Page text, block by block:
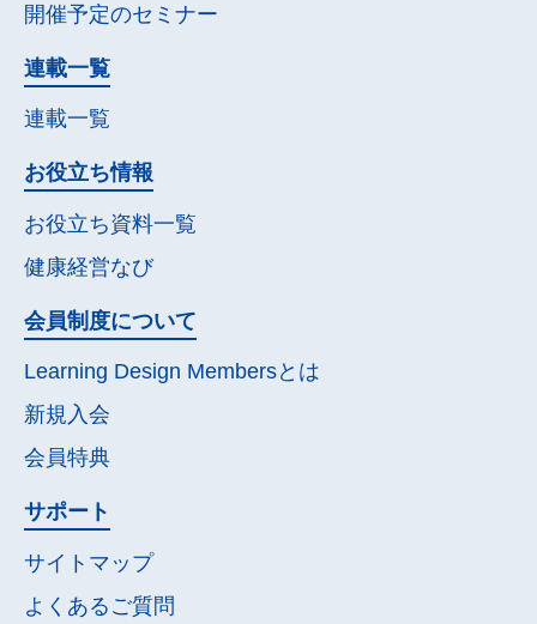
開催予定のセミナー
連載一覧
連載一覧
お役立ち情報
お役立ち資料一覧
健康経営なび
会員制度について
Learning Design Membersとは
新規入会
会員特典
サポート
サイトマップ
よくあるご質問